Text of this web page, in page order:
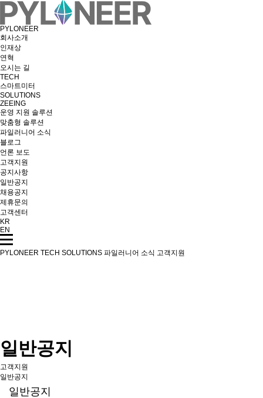
PYLONEER
회사소개
인재상
연혁
오시는 길
TECH
스마트미터
SOLUTIONS
ZEEING
운영 지원 솔루션
맞춤형 솔루션
파일러니어 소식
블로그
언론 보도
고객지원
공지사항
일반공지
채용공지
제휴문의
고객센터
KR
EN
PYLONEER TECH SOLUTIONS 파일러니어 소식 고객지원
일반공지
고객지원
일반공지
일반공지